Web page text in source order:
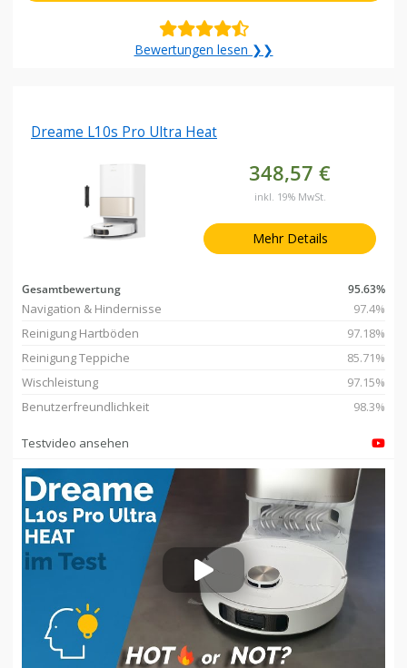
Bewertungen lesen ❯❯
Dreame L10s Pro Ultra Heat
348,57 €
inkl. 19% MwSt.
Mehr Details
Gesamtbewertung 95.63%
Navigation & Hindernisse
97.4%
Reinigung Hartböden
97.18%
Reinigung Teppiche
85.71%
Wischleistung
97.15%
Benutzerfreundlichkeit
98.3%
Testvideo ansehen